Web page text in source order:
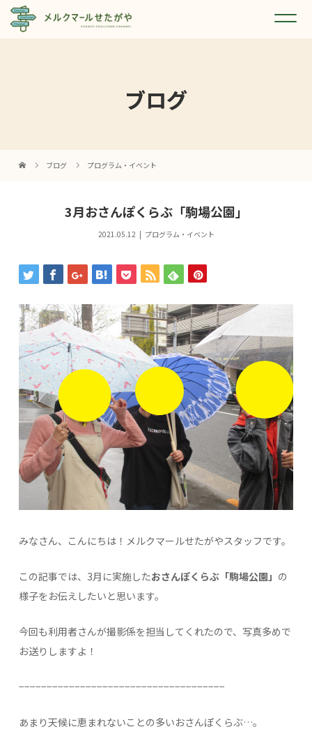
ブログ
ブログ プログラム・イベント
3月おさんぽくらぶ「駒場公園」
2021.05.12 プログラム・イベント
みなさん、こんにちは！メルクマールせたがやスタッフです。
この記事では、3月に実施したおさんぽくらぶ「駒場公園」 の
様子をお伝えしたいと思います。
今回も利用者さんが撮影係を担当してくれたので、写真多めで
お送りしますよ！
−−−−−−−−−−−−−−−−−−−−−−−−−−−−−−−−−−−−−
あまり天候に恵まれないことの多いおさんぽくらぶ…。